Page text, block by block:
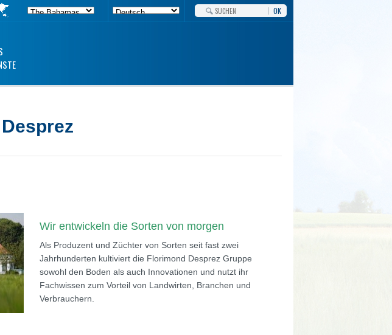
OK
Wir entwickeln die Sorten von morgen
Als Produzent und Züchter von Sorten seit fast zwei
Jahrhunderten kultiviert die Florimond Desprez Gruppe
sowohl den Boden als auch Innovationen und nutzt ihr
Fachwissen zum Vorteil von Landwirten, Branchen und
Verbrauchern.